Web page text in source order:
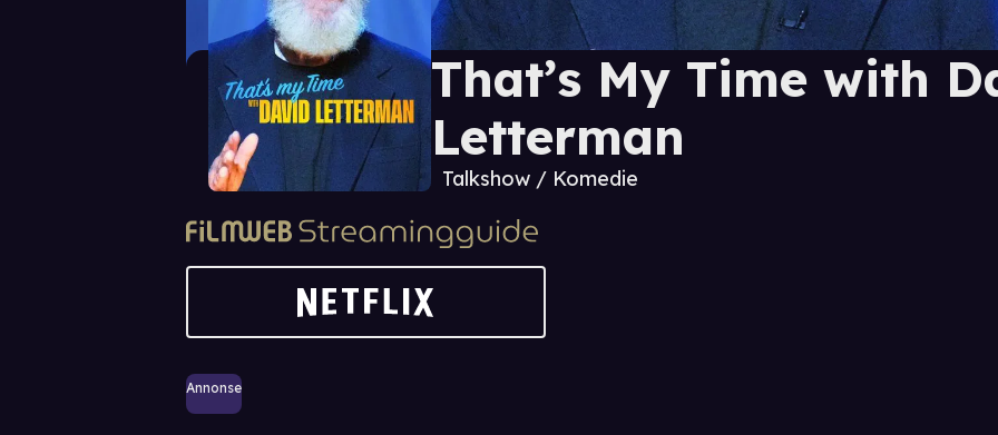
That’s My Time with
Letterman
Talkshow / Komedie
Annonse